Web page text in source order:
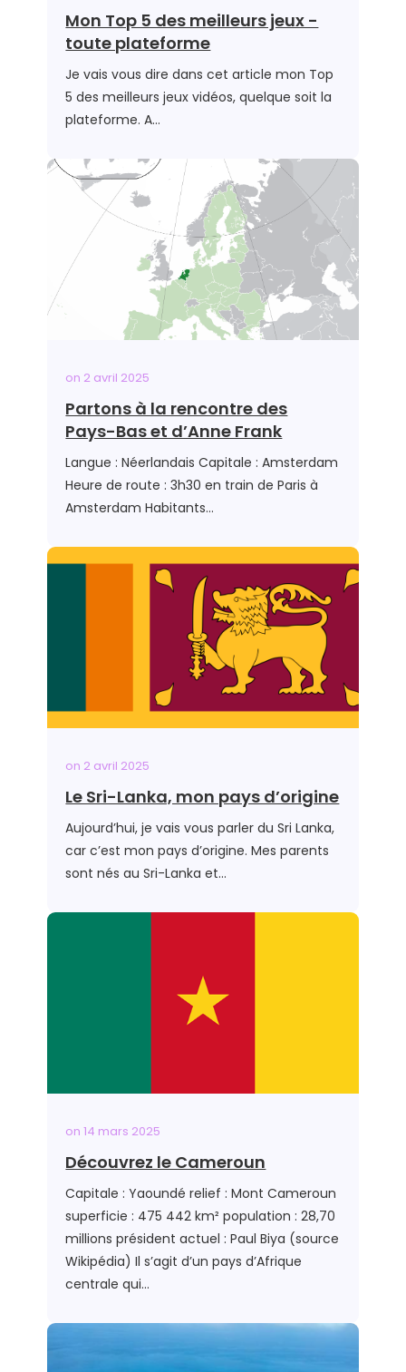
Mon Top 5 des meilleurs jeux -
toute plateforme
Je vais vous dire dans cet article mon Top
5 des meilleurs jeux vidéos, quelque soit la
plateforme. A…
on 2 avril 2025
Partons à la rencontre des
Pays-Bas et d’Anne Frank
Langue : Néerlandais Capitale : Amsterdam
Heure de route : 3h30 en train de Paris à
Amsterdam Habitants…
on 2 avril 2025
Le Sri-Lanka, mon pays d’origine
Aujourd’hui, je vais vous parler du Sri Lanka,
car c’est mon pays d’origine. Mes parents
sont nés au Sri-Lanka et…
on14 mars 2025
Découvrez le Cameroun
Capitale : Yaoundé relief : Mont Cameroun
superficie : 475 442 km² population : 28,70
millions président actuel : Paul Biya (source
Wikipédia) Il s’agit d’un pays d’Afrique
centrale qui…